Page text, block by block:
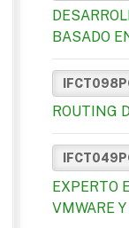
BASADO
ROUTING
EXPERTO
VMWARE